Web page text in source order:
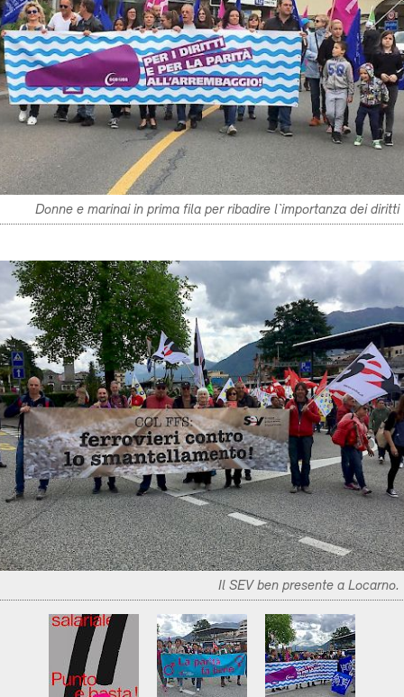
Donne e marinai in prima fila per ribadire l`importanza dei diritti
Il SEV ben presente a Locarno.